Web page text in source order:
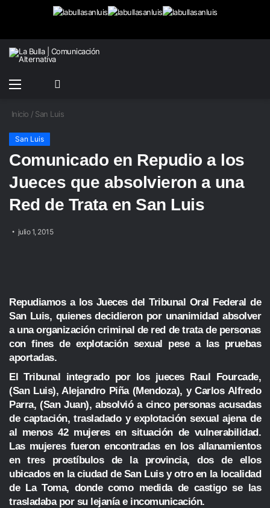
Menú
Buscar
Inicio / San Luis
San Luis
Comunicado en Repudio a los
Jueces que absolvieron a una
Red de Trata en San Luis
julio 1, 2015
Repudiamos a los Jueces del Tribunal Oral Federal de
San Luis, quienes decidieron por unanimidad absolver
a una organización criminal de red de trata de personas
con fines de explotación sexual pese a las pruebas
aportadas.
El Tribunal integrado por los jueces Raul Fourcade,
(San Luis), Alejandro Piña (Mendoza), y Carlos Alfredo
Parra, (San Juan), absolvió a cinco personas acusadas
de captación, trasladado y explotación sexual ajena de
al menos 42 mujeres en situación de vulnerabilidad.
Las mujeres fueron encontradas en los allanamientos
en tres prostíbulos de la provincia, dos de ellos
ubicados en la ciudad de San Luis y otro en la localidad
de La Toma, donde como medida de castigo se las
trasladaba por su lejanía e incomunicación.